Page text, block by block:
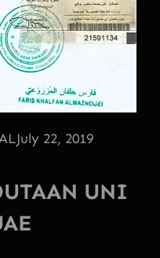
July 22, 2019
UNI